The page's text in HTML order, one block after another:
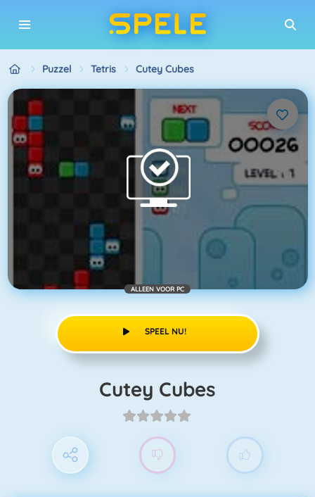
Puzzel Tetris Cutey Cubes
ALLEEN VOOR PC
SPEEL NU!
Cutey Cubes